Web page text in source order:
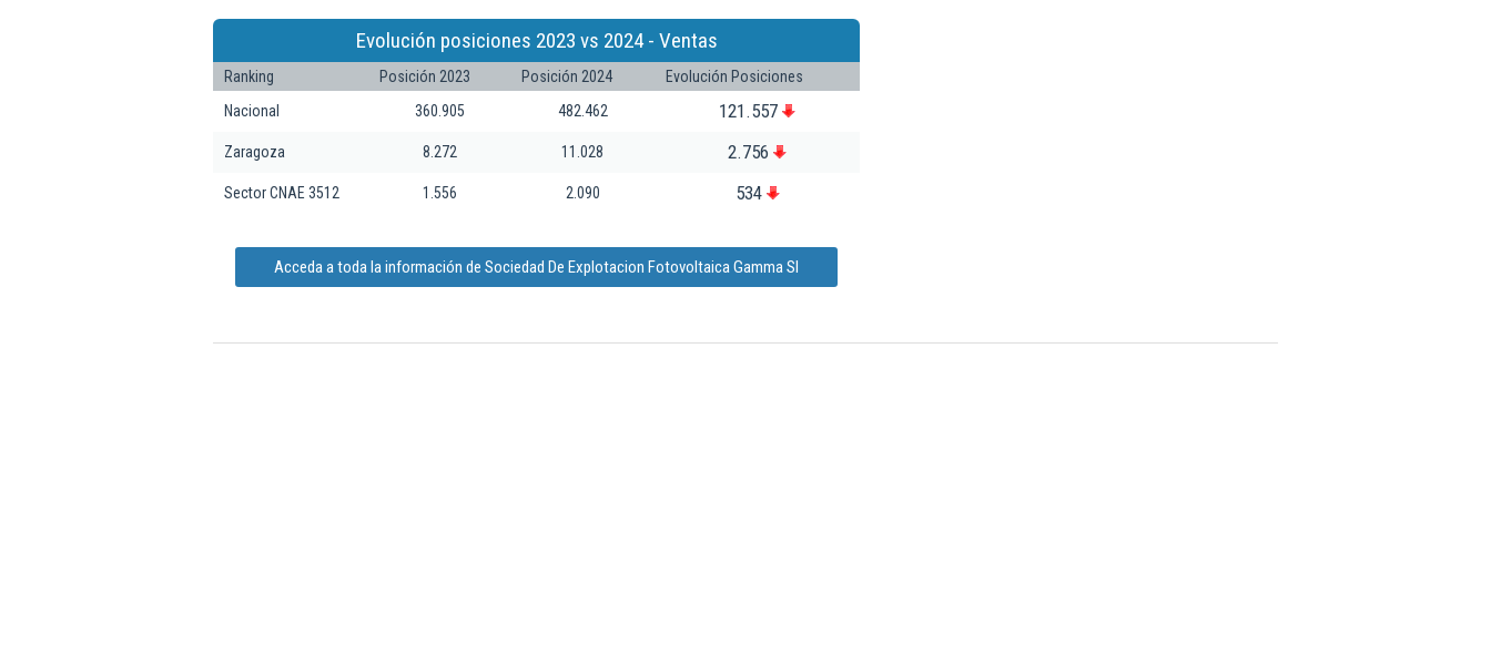
Evolución posiciones 2023 vs 2024 - Ventas
Ranking Posición 2023 Posición 2024
Evolución Posiciones
Nacional
360.905 482.462 121.557
Zaragoza 8.272 11.028 2.756
Sector CNAE 3512 1.556 2.090 534
Acceda a toda la información de Sociedad De Explotacion Fotovoltaica Gamma Sl